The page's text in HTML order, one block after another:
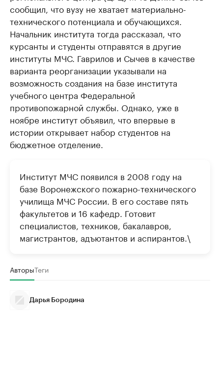
сообщил, что вузу не хватает материально-
технического потенциала и обучающихся.
Начальник института тогда рассказал, что
курсанты и студенты отправятся в другие
институты МЧС. Гаврилов и Сычев в качестве
варианта реорганизации указывали на
возможность создания на базе института
учебного центра Федеральной
противопожарной службы. Однако, уже в
ноябре институт объявил, что впервые в
истории открывает набор студентов на
бюджетное отделение.
Институт МЧС появился в 2008 году на
базе Воронежского пожарно-технического
училища МЧС России. В его составе пять
факультетов и 16 кафедр. Готовит
специалистов, техников, бакалавров,
магистрантов, адъютантов и аспирантов.\
АвторыТеги
Дарья Бородина